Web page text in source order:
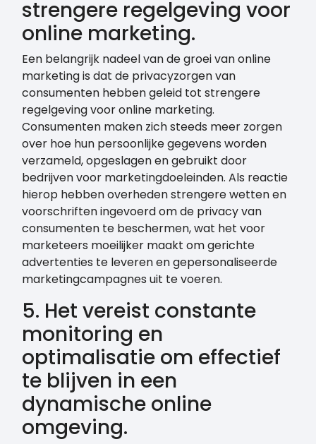
strengere regelgeving voor
online marketing.
Een belangrijk nadeel van de groei van online
marketing is dat de privacyzorgen van
consumenten hebben geleid tot strengere
regelgeving voor online marketing.
Consumenten maken zich steeds meer zorgen
over hoe hun persoonlijke gegevens worden
verzameld, opgeslagen en gebruikt door
bedrijven voor marketingdoeleinden. Als reactie
hierop hebben overheden strengere wetten en
voorschriften ingevoerd om de privacy van
consumenten te beschermen, wat het voor
marketeers moeilijker maakt om gerichte
advertenties te leveren en gepersonaliseerde
marketingcampagnes uit te voeren.
5. Het vereist constante
monitoring en
optimalisatie om effectief
te blijven in een
dynamische online
omgeving.